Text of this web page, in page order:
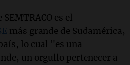
es el
más grande de Sudamérica,
lo cual "es una
un orgullo pertenecer a